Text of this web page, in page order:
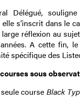
Délégué,
s’inscrit dans le
réflexion au
A cette fin,
spécifique des
sous
seule courseBlack